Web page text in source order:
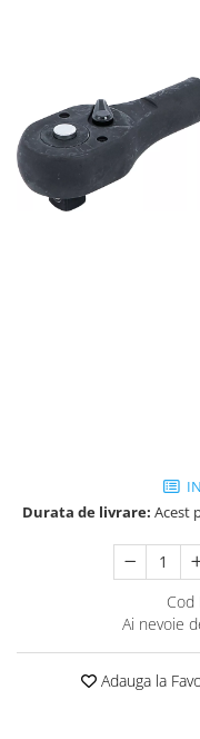
Durata de livrare: Acest
Cod
Ai nevoie
Adauga la